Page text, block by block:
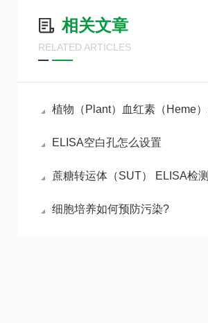
相关文章
RELATED ARTICLES
植物（Plant）血红素（Heme）ELISA检测试剂盒的工作原理
ELISA空白孔怎么设置
蔗糖转运体（SUT） ELISA检测试剂盒操作步骤
细胞培养如何预防污染?